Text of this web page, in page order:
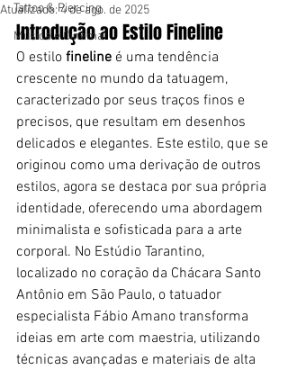
Tattoo & Piercing
Música e Cinema
Atualizado:4 de ago. de 2025
Introdução ao Estilo Fineline
O estilo fineline é uma tendência
crescente no mundo da tatuagem,
caracterizado por seus traços finos e
precisos, que resultam em desenhos
delicados e elegantes. Este estilo, que se
originou como uma derivação de outros
estilos, agora se destaca por sua própria
identidade, oferecendo uma abordagem
minimalista e sofisticada para a arte
corporal. No Estúdio Tarantino,
localizado no coração da Chácara Santo
Antônio em São Paulo, o tatuador
especialista Fábio Amano transforma
ideias em arte com maestria, utilizando
técnicas avançadas e materiais de alta